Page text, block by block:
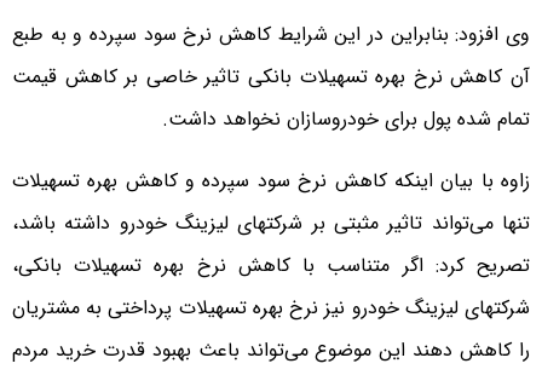
وی افزود: بنابراین در این شرایط کاهش نرخ سود سپرده و به طبع
آن کاهش نرخ بهره تسهیلات بانکی تاثیر خاصی بر کاهش قیمت
تمام شده پول برای خودروسازان نخواهد داشت.
زاوه با بیان اینکه کاهش نرخ سود سپرده و کاهش بهره تسهیلات
تنها می‌تواند تاثیر مثبتی بر شرکتهای لیزینگ خودرو داشته باشد،
تصریح کرد: اگر متناسب با کاهش نرخ بهره تسهیلات بانکی،
شرکتهای لیزینگ خودرو نیز نرخ بهره تسهیلات پرداختی به مشتریان
را کاهش دهند این موضوع می‌تواند باعث بهبود قدرت خرید مردم